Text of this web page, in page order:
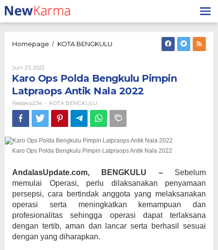
Lewati
ke
konten
Homepage / KOTA BENGKULU
Pimpin
Latpraops
Antik
2022
Juni 23, 2022
Redaksi234
Karo Ops Polda Bengkulu Pimpin
Latpraops Antik Nala 2022
Redaksi234 - KOTA BENGKULU
Karo Ops Polda Bengkulu Pimpin Latpraops Antik Nala 2022
AndalasUpdate.com, BENGKULU – Sebelum
memulai Operasi, perlu dilaksanakan penyamaan
persepsi, cara bertindak anggota yang melaksanakan
operasi serta meningkatkan kemampuan dan
profesionalitas sehingga operasi dapat terlaksana
dengan tertib, aman dan lancar serta berhasil sesuai
dengan yang diharapkan.